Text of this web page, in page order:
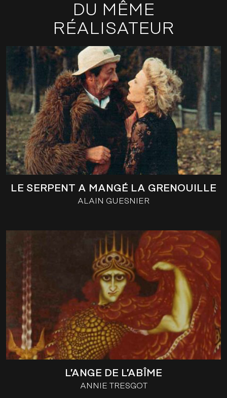
DU MÊME
RÉALISATEUR
LE SERPENT A MANGÉ LA GRENOUILLE
ALAIN GUESNIER
L’ANGE DE L’ABÎME
ANNIE TRESGOT